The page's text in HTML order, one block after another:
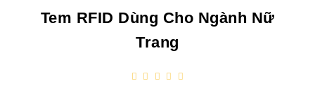
Tem RFID Dùng Cho Ngành Nữ
Trang